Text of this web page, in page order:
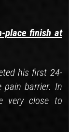
place finish at
his first 24-
pain barrier. In
very close to